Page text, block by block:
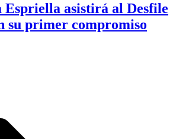
Espriella asistirá al Desfile
su primer compromiso